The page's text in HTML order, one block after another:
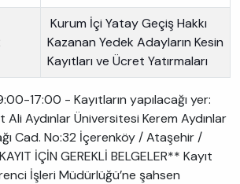
Kurum İçi Yatay Geçiş Hakkı
Kazanan Yedek Adayların Kesin
Kayıtları ve Ücret Yatırmaları
17:00 - Kayıtların yapılacağı yer:
Ali Aydınlar Üniversitesi Kerem Aydınlar
Cad. No:32 İçerenköy / Ataşehir /
İÇİN GEREKLİ BELGELER** Kayıt
İşleri Müdürlüğü’ne şahsen